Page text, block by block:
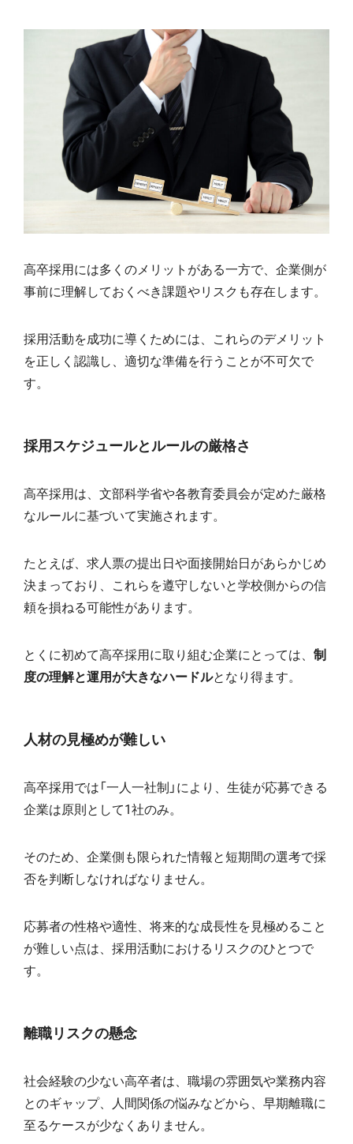
高卒採用には多くのメリットがある一方で、企業側が
事前に理解しておくべき課題やリスクも存在します。
採用活動を成功に導くためには、これらのデメリット
を正しく認識し、適切な準備を行うことが不可欠で
す。
採用スケジュールとルールの厳格さ
高卒採用は、文部科学省や各教育委員会が定めた厳格
なルールに基づいて実施されます。
たとえば、求人票の提出日や面接開始日があらかじめ
決まっており、これらを遵守しないと学校側からの信
頼を損ねる可能性があります。
とくに初めて高卒採用に取り組む企業にとっては、 制
度の理解と運用が大きなハードルとなり得ます。
人材の見極めが難しい
高卒採用では「一人一社制」により、生徒が応募できる
企業は原則として1社のみ。
そのため、企業側も限られた情報と短期間の選考で採
否を判断しなければなりません。
応募者の性格や適性、将来的な成長性を見極めること
が難しい点は、採用活動におけるリスクのひとつで
す。
離職リスクの懸念
社会経験の少ない高卒者は、職場の雰囲気や業務内容
とのギャップ、人間関係の悩みなどから、早期離職に
至るケースが少なくありません。